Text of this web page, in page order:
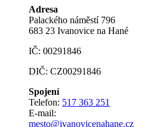
Adresa
Palackého náměstí 796
683 23 Ivanovice na Hané
IČ: 00291846
DIČ: CZ00291846
Spojení
Telefon: 517 363 251
E-mail:
mesto@ivanovicenahane.cz